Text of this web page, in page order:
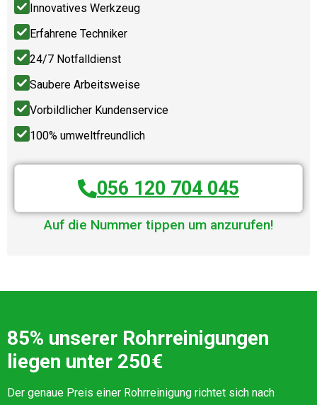
Innovatives Werkzeug
Erfahrene Techniker
24/7 Notfalldienst
Saubere Arbeitsweise
Vorbildlicher Kundenservice
100% umweltfreundlich
056 120 704 045
Auf die Nummer tippen um anzurufen!
85% unserer Rohrreinigungen
liegen unter 250€
Der genaue Preis einer Rohrreinigung richtet sich nach